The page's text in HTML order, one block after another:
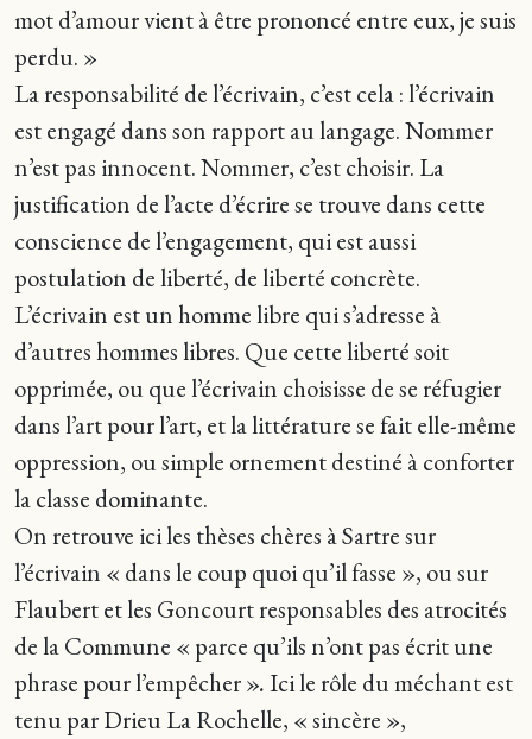
mot d’amour vient à être prononcé entre eux, je suis
perdu. »
La responsabilité de l’écrivain, c’est cela : l’écrivain
est engagé dans son rapport au langage. Nommer
n’est pas innocent. Nommer, c’est choisir. La
justification de l’acte d’écrire se trouve dans cette
conscience de l’engagement, qui est aussi
postulation de liberté, de liberté concrète.
L’écrivain est un homme libre qui s’adresse à
d’autres hommes libres. Que cette liberté soit
opprimée, ou que l’écrivain choisisse de se réfugier
dans l’art pour l’art, et la littérature se fait elle-même
oppression, ou simple ornement destiné à conforter
la classe dominante.
On retrouve ici les thèses chères à Sartre sur
l’écrivain « dans le coup quoi qu’il fasse », ou sur
Flaubert et les Goncourt responsables des atrocités
de la Commune « parce qu’ils n’ont pas écrit une
phrase pour l’empêcher ». Ici le rôle du méchant est
tenu par Drieu La Rochelle, « sincère »,